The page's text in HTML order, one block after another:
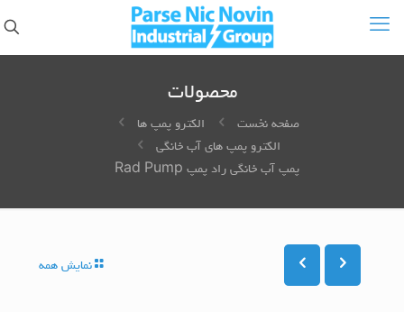
محصولات
صفحه نخست
الکترو پمپ ها
الکترو پمپ های آب خانگی
پمپ آب خانگی راد پمپ Rad Pump
نمایش همه